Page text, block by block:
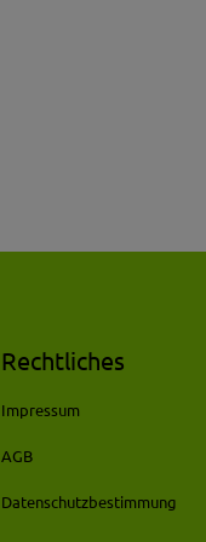
Rechtliches
Impressum
AGB
Datenschutzbestimmung